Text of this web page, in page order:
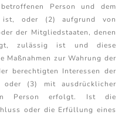
Person und dem
ist, oder (2) aufgrund von
der Mitgliedstaaten, denen
zulässig ist und diese
Maßnahmen zur Wahrung der
berechtigten Interessen der
oder (3) mit ausdrücklicher
Person erfolgt. Ist die
oder die Erfüllung eines